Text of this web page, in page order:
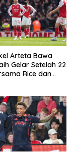
Arteta Bawa
Gelar Setelah 22
Rice dan